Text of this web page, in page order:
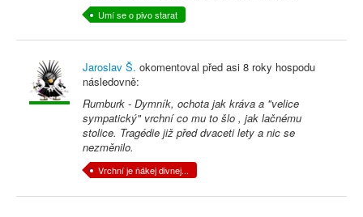
Umí se o pivo starat
Jaroslav Š. okomentoval před asi 8 roky hospodu
následovně:
Rumburk - Dymník, ochota jak kráva a "velice
sympatický" vrchní co mu to šlo , jak lačnému
stolice. Tragédie již před dvaceti lety a nic se
nezměnilo.
Vrchní je ňákej divnej...